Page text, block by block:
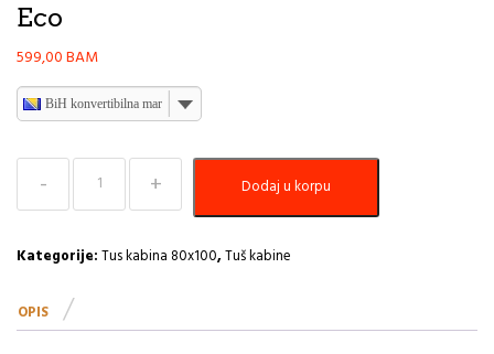
Eco
599,00BAM
BiH konvertibilna marka
Tuš
kabina+kada
100×80
Rocca
Eco
količina
Dodaj u korpu
Kategorije:Tus kabina 80x100,Tuš kabine
OPIS